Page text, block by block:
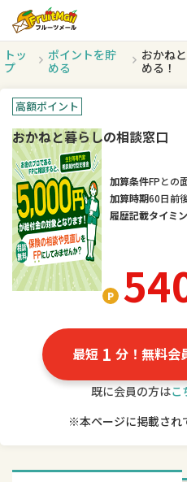
トッ
プ
ポイントを貯
める
おかね
める！
高額ポイント
おかねと暮らしの相談窓口
加算条件FPとの
加算時期60日前
履歴記載タイミ
最短 1 分！無料会
既に会員の方はこ
※本ページに掲載され